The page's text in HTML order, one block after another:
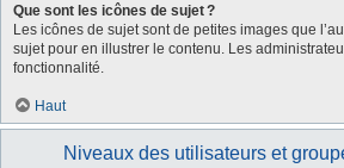
Que sont les icônes de sujet ?
Les icônes de sujet sont de petites images que
sujet pour en illustrer le contenu. Les
fonctionnalité.
Haut
Niveaux des utilisateurs et